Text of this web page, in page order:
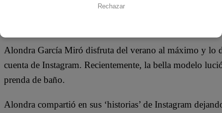
Redacción Latina
Alondra García Miró disfruta del verano al máximo y lo
cuenta de Instagram. Recientemente, la bella modelo
prenda de baño.
Alondra compartió en sus ‘historias’ de Instagram
Rechazar